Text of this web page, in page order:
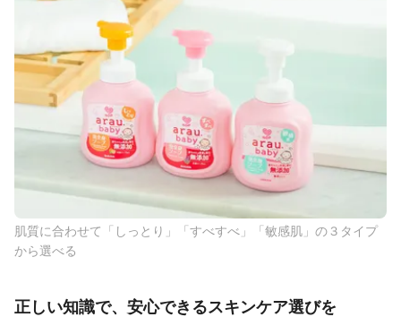
肌質に合わせて「しっとり」「すべすべ」「敏感肌」の３タイプ
から選べる
正しい知識で、安心できるスキンケア選びを